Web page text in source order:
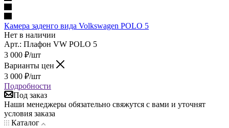
Камера заденго вида Volkswagen POLO 5
Нет в наличии
Арт.: Плафон VW POLO 5
3 000 ₽/шт
Варианты цен
3 000 ₽/шт
Подробности
Под заказ
Наши менеджеры обязательно свяжутся с вами и уточнят
условия заказа
Каталог